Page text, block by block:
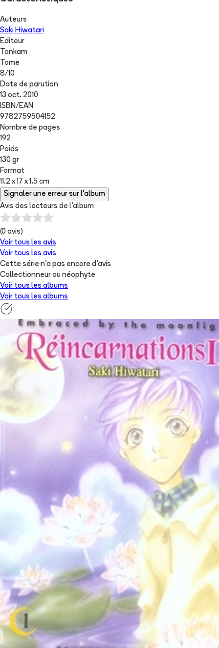
Auteurs
Saki Hiwatari
Editeur
Tonkam
Tome
8/10
Date de parution
13 oct. 2010
ISBN/EAN
9782759504152
Nombre de pages
192
Poids
130 gr
Format
11.2 x 17 x 1.5 cm
Signaler une erreur sur l'album
Avis des lecteurs de l'album
(0 avis)
Voir tous les avis
Voir tous les avis
Cette série n'a pas encore d'avis
Collectionneur ou néophyte
Voir tous les albums
Voir tous les albums